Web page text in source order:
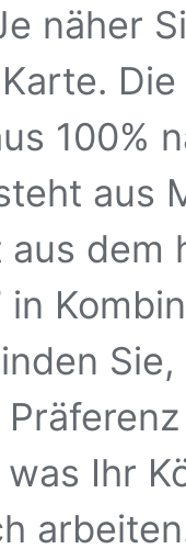
näher
100%
aus
dem
in
Ihr